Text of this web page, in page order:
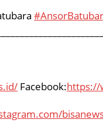
Facebook:https://